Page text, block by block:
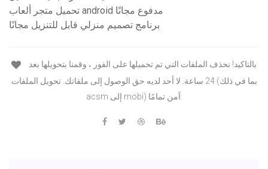
تحميل متجر ألعاب android مدفوع مجانًا
برنامج تصميم منزلي قابل للتنزيل مجانًا
24 ساعة. لا أحد لديه حق الوصول إلى ملفاتك. تحويل الملفات (بما في ذلك